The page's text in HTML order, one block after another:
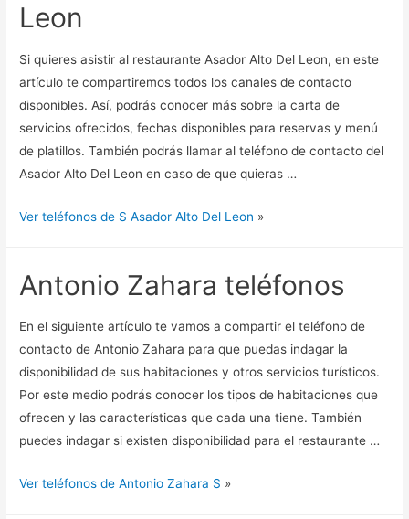
Leon
Si quieres asistir al restaurante Asador Alto Del Leon, en este
artículo te compartiremos todos los canales de contacto
disponibles. Así, podrás conocer más sobre la carta de
servicios ofrecidos, fechas disponibles para reservas y menú
de platillos. También podrás llamar al teléfono de contacto del
Asador Alto Del Leon en caso de que quieras …
Ver teléfonos de S Asador Alto Del Leon »
Antonio Zahara teléfonos
En el siguiente artículo te vamos a compartir el teléfono de
contacto de Antonio Zahara para que puedas indagar la
disponibilidad de sus habitaciones y otros servicios turísticos.
Por este medio podrás conocer los tipos de habitaciones que
ofrecen y las características que cada una tiene. También
puedes indagar si existen disponibilidad para el restaurante …
Ver teléfonos de Antonio Zahara S »